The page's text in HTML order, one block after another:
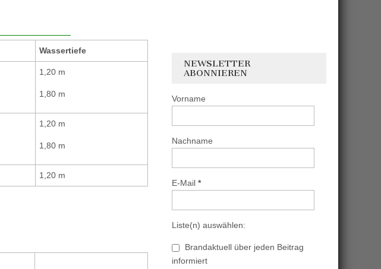
Wassertiefe
1,20 m
1,80 m
1,20 m
1,80 m
1,20 m
NEWSLETTER
ABONNIEREN
Vorname
Nachname
E-Mail *
Liste(n) auswählen:
Brandaktuell über jeden Beitrag
informiert